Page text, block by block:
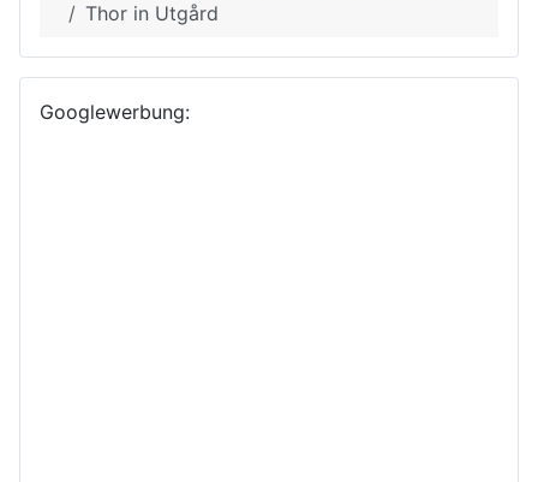
Thor in Utgård
Googlewerbung: